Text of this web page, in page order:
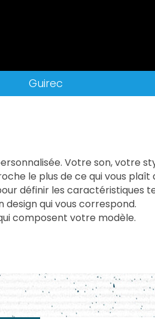
Guirec
Votre son, votre
le plus de ce qui vous plaît
définir les caractéristiques
qui vous correspond.
composent votre modèle.